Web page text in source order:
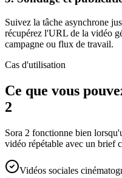
Suivez la tâche asynchrone
récupérez l'URL de la vidéo
campagne ou flux de travail.
Cas d'utilisation
Ce que vous
2
Sora 2 fonctionne bien
vidéo répétable avec un brief
Vidéos sociales